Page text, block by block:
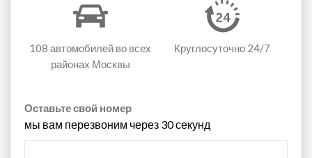
108 автомобилей во всех
районах Москвы
Круглосуточно 24/7
Оставьте свой номер
мы вам перезвоним через 30 секунд